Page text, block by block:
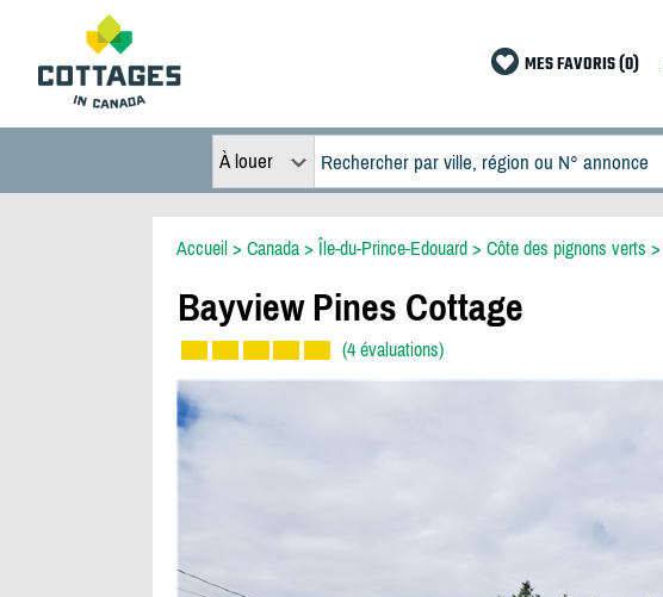
MES FAVORIS (0)
À louer
Accueil> Canada> Île-du-Prince-Edouard> Côte des pignons verts >
Bayview Pines Cottage
(4 évaluations)